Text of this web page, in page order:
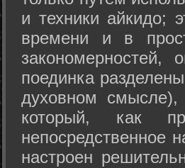
и техники айкидо;
времени и в
закономерностей,
поединка
духовном
который, как
непосредственное
настроен